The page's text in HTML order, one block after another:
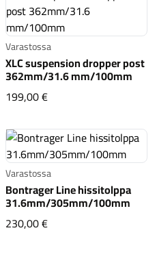
Renkaat
Varastossa
XLC suspension dropper post
362mm/31.6 mm/100mm
199,00 €XLC suspension
Varastossa
Bontrager Line hissitolppa
31.6mm/305mm/100mm
230,00 €Bontrager Line